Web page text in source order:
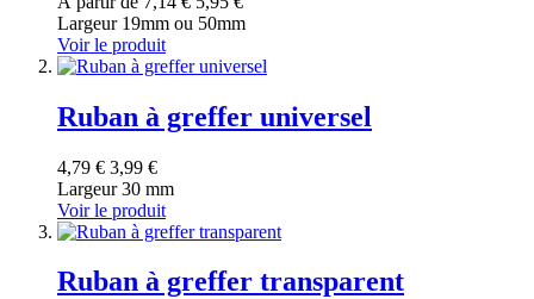
Largeur 19mm ou 50mm
Voir le produit
Ruban à greffer universel
4,79 € 3,99 €
Largeur 30 mm
Voir le produit
Ruban à greffer transparent